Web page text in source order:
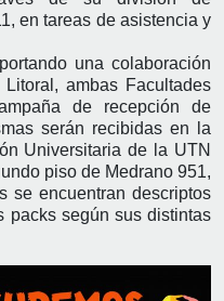
en tareas de asistencia y
una colaboración
ambas Facultades
de recepción de
serán recibidas en la
Universitaria de la UTN
piso de Medrano 951,
se encuentran descriptos
packs según sus distintas